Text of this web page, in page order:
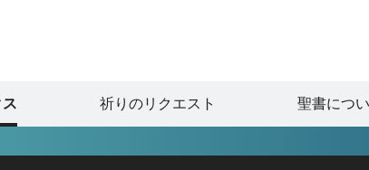
祈りのリクエスト 聖書につ